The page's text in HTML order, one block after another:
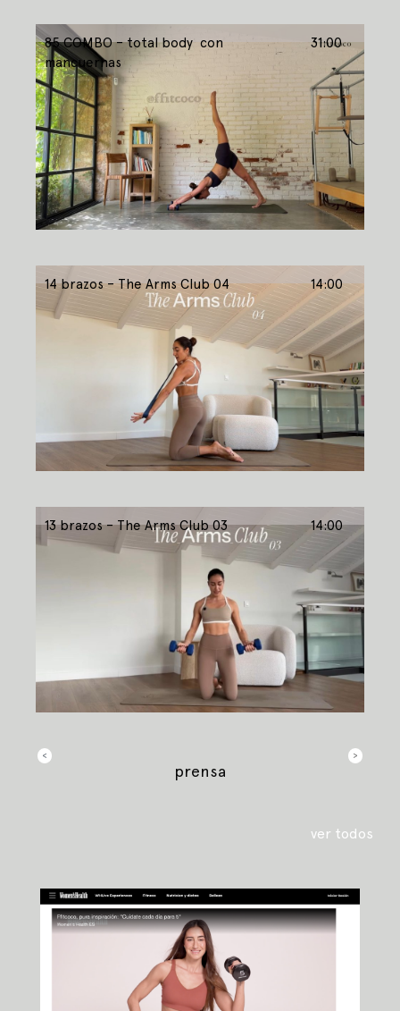
85 COMBO – total body con
mancuernas
31:00
14 brazos – The Arms Club 04 14:00
13 brazos – The Arms Club 03 14:00
< >
prensa
ver todos